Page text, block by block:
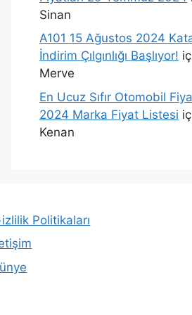
Sinan
A101 15 Ağustos 2024
İndirim Çılgınlığı Başlıyor!
Merve
En Ucuz Sıfır Otomobil
2024 Marka Fiyat Listesi
Kenan
Politikaları